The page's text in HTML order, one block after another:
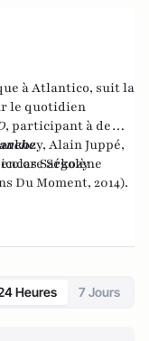
à Atlantico, suit la
le quotidien
, participant à de
Alain Juppé,
Ségolène
Sarkozy
Du Moment, 2014).
Heures 7 Jours